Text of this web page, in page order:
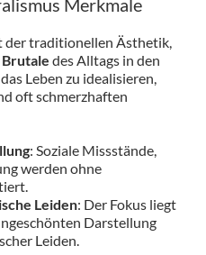
Merkmale
der traditionellen Ästhetik,
Brutale des Alltags in den
Leben zu idealisieren,
oft schmerzhaften
: Soziale Missstände,
werden ohne
Leiden: Der Fokus liegt
Darstellung
Leiden.